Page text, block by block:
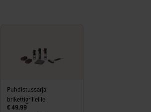
Puhdistussarja
brikettigrilleille
€ 49,99